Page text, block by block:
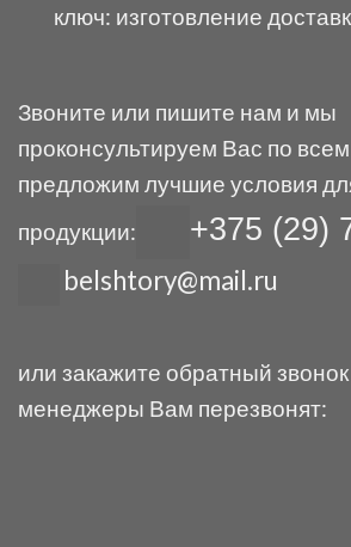
ключ: изготовление
Звоните или пишите нам и мы
проконсультируем Вас по
предложим лучшие условия
продукции:
+375 (29)
belshtory@mail.ru
или закажите обратный
менеджеры Вам перезвонят: